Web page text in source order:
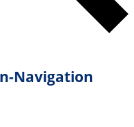
Navigation